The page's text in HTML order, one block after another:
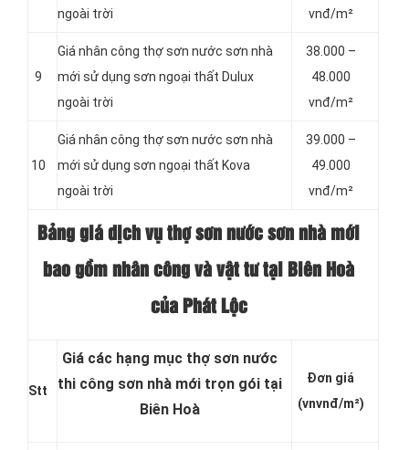
ngoài trời
vnđ/m²
9
Giá nhân công thợ sơn nước sơn nhà
mới sử dụng sơn ngoại thất Dulux
ngoài trời
38.000 –
48.000
vnđ/m²
10
Giá nhân công thợ sơn nước sơn nhà
mới sử dụng sơn ngoại thất Kova
ngoài trời
39.000 –
49.000
vnđ/m²
Bảng giá dịch vụ thợ sơn nước sơn nhà mới
bao gồm nhân công và vật tư tại Biên Hoà
của Phát Lộc
Stt
Giá các hạng mục thợ sơn nước
thi công sơn nhà mới trọn gói tại
Biên Hoà
Đơn giá
(vnvnđ/m²)